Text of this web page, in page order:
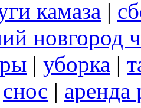
камаза |
новгород
| уборка |
снос | аренда